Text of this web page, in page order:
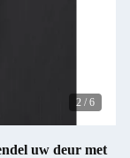
2 / 6
uw deur met